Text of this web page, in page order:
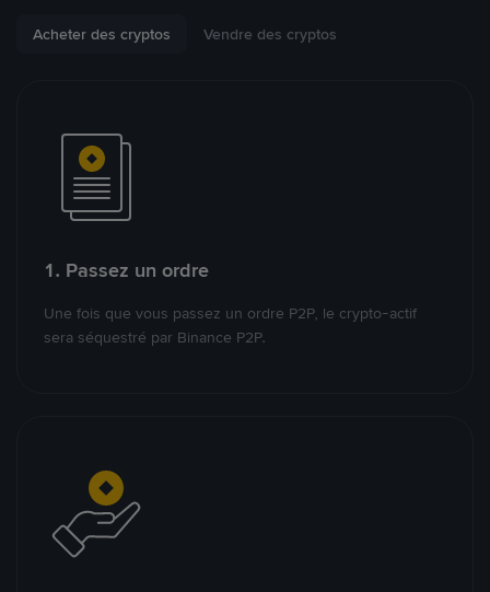
Acheter des cryptos Vendre des cryptos
1. Passez un ordre
Une fois que vous passez un ordre P2P, le crypto-actif
sera séquestré par Binance P2P.